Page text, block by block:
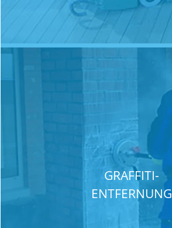
GRAFFITI-
ENTFERNUNG